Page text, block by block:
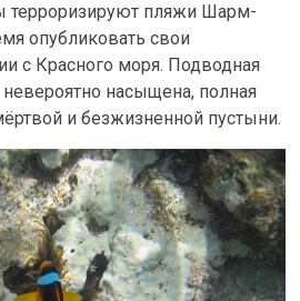
терроризируют пляжи Шарм-
опубликовать свои
с Красного моря. Подводная
насыщена, полная
и безжизненной пустыни.